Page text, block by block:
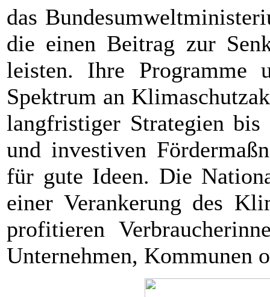
das
die einen Beitrag zur
leisten. Ihre Programme
Spektrum an
langfristiger Strategien
und investiven
für gute Ideen. Die
einer Verankerung des
profitieren
Unternehmen, Kommunen